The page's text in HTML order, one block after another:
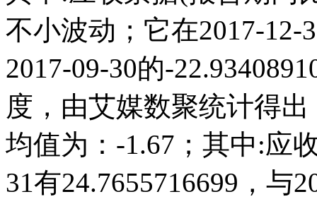
不小波动；它在2017-12-
2017-09-30的-
度，由艾媒数聚统计得
均值为：-1.67；其中:应
31有24.7655716699，与